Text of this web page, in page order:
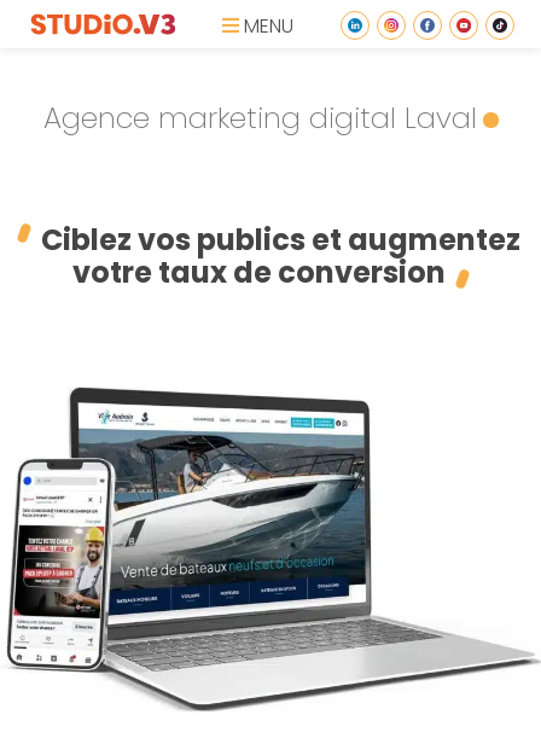
MENU
Agence marketing digital Laval
Ciblez vos publics et augmentez
votre taux de conversion